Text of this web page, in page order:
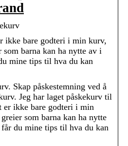
ikke bare godteri i min kurv,
som barna kan ha nytte av i
mine tips til hva du kan
Skap påskestemning ved å
Jeg har laget påskekurv til
er ikke bare godteri i min
som barna kan ha nytte
du mine tips til hva du kan